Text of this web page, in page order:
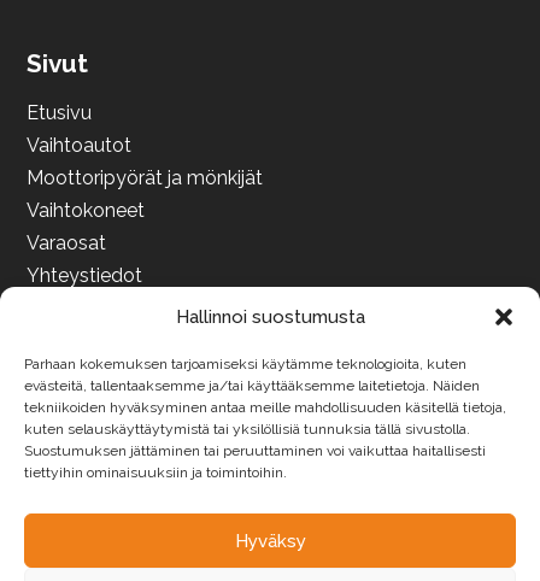
Hallinnoi suostumusta
Parhaan kokemuksen tarjoamiseksi käytämme teknologioita, kuten
evästeitä, tallentaaksemme ja/tai käyttääksemme laitetietoja. Näiden
tekniikoiden hyväksyminen antaa meille mahdollisuuden käsitellä tietoja,
kuten selauskäyttäytymistä tai yksilöllisiä tunnuksia tällä sivustolla.
Suostumuksen jättäminen tai peruuttaminen voi vaikuttaa haitallisesti
tiettyihin ominaisuuksiin ja toimintoihin.
Hyväksy
Sivut
Etusivu
Vaihtoautot
Moottoripyörät ja mönkijät
Vaihtokoneet
Varaosat
Yhteystiedot